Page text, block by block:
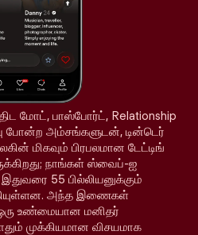
மோட், பாஸ்போர்ட், Relationship
போன்ற அம்சங்களுடன், டின்டெர்
மிகவும் பிரபலமான டேட்டிங்
நாங்கள் ஸ்வைப்-ஐ
இதுவரை 55 பில்லியனுக்கும்
அந்த இணைகள்
உண்மையான மனிதர்
முக்கியமான விசயமாக